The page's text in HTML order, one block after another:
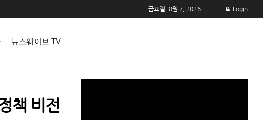
금요일, 8월 7, 2026 Login
뉴스웨이브 TV
책 비전